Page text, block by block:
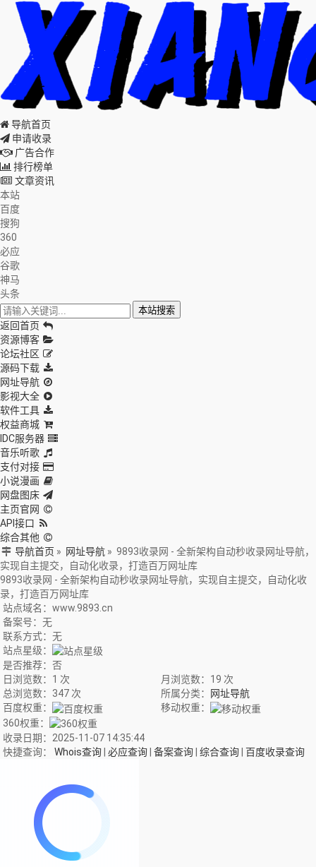
导航首页
申请收录
广告合作
排行榜单
文章资讯
本站
百度
搜狗
360
必应
谷歌
神马
头条
本站搜索
返回首页
资源博客
论坛社区
源码下载
网址导航
影视大全
软件工具
权益商城
IDC服务器
音乐听歌
支付对接
小说漫画
网盘图床
主页官网
API接口
综合其他
导航首页 » 网址导航 » 9893收录网 - 全新架构自动秒收录网址导航，
实现自主提交，自动化收录，打造百万网址库
9893收录网 - 全新架构自动秒收录网址导航，实现自主提交，自动化收
录，打造百万网址库
站点域名：www.9893.cn
备案号：无
联系方式：无
站点星级：
是否推荐：否
日浏览数：1 次
月浏览数：19 次
总浏览数：347 次
所属分类：
网址导航
百度权重：
移动权重：
360权重：
收录日期：2025-11-07 14:35:44
快捷查询： Whois查询 必应查询 备案查询 综合查询 百度收录查询